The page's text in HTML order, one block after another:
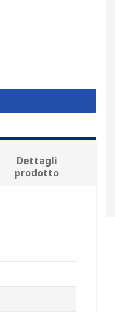
Dettagli
prodotto